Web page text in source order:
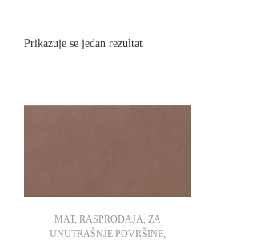
Prikazuje se jedan rezultat
MAT, RASPRODAJA, ZA
UNUTRAŠNJE POVRŠINE,